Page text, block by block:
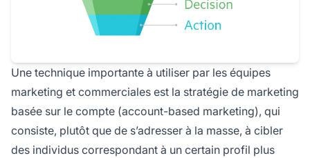
Une technique importante à utiliser par les équipes
marketing et commerciales est la stratégie de marketing
basée sur le compte (account-based marketing), qui
consiste, plutôt que de s’adresser à la masse, à cibler
des individus correspondant à un certain profil plus